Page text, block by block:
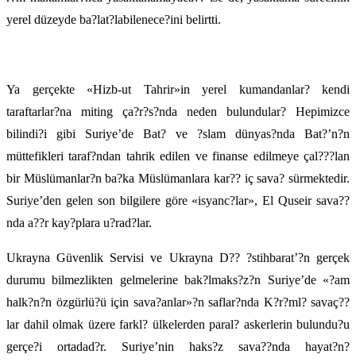
yerel düzeyde ba?lat?labilenece?ini belirtti.
Ya gerçekte «Hizb-ut Tahrir»in yerel kumandanlar? kendi
taraftarlar?na miting ça?r?s?nda neden bulundular? Hepimizce
bilindi?i gibi Suriye’de Bat? ve ?slam dünyas?nda Bat?’n?n
müttefikleri taraf?ndan tahrik edilen ve finanse edilmeye çal???lan
bir Müslümanlar?n ba?ka Müslümanlara kar?? iç sava? sürmektedir.
Suriye’den gelen son bilgilere göre «isyanc?lar», El Quseir sava??
nda a??r kay?plara u?rad?lar.
Ukrayna Güvenlik Servisi ve Ukrayna D?? ?stihbarat’?n gerçek
durumu bilmezlikten gelmelerine bak?lmaks?z?n Suriye’de «?am
halk?n?n özgürlü?ü için sava?anlar»?n saflar?nda K?r?ml? savaç??
lar dahil olmak üzere farkl? ülkelerden paral? askerlerin bulundu?u
gerçe?i ortadad?r. Suriye’nin haks?z sava??nda hayat?n?